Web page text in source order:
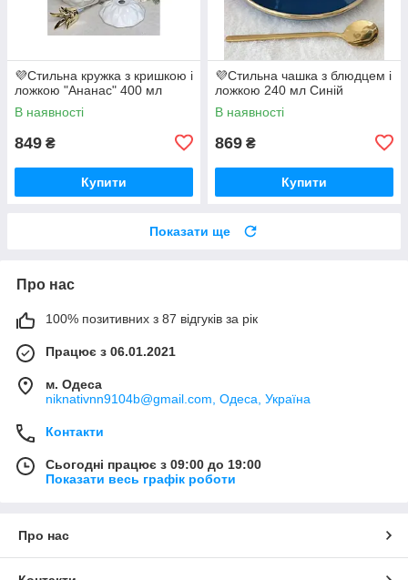
💜Стильна кружка з кришкою і
ложкою "Ананас" 400 мл
В наявності
849 ₴
Купити
💜Стильна чашка з блюдцем і
ложкою 240 мл Синій
В наявності
869 ₴
Купити
Показати ще
Про нас
100% позитивних з 87 відгуків за рік
Працює з 06.01.2021
м. Одеса
niknativnn9104b@gmail.com, Одеса, Україна
Контакти
Сьогодні працює з 09:00 до 19:00
Показати весь графік роботи
Про нас